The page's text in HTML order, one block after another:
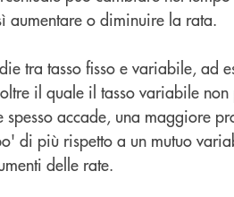
aumentare o diminuire la rata.
tra tasso fisso e variabile, ad
il quale il tasso variabile
accade, una maggiore
di più rispetto a un mutuo
delle rate.